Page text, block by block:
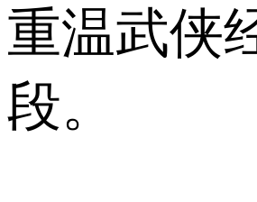
重温武侠
段。